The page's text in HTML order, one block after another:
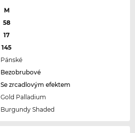
M
58
17
145
Pánské
Bezobrubové
Se zrcadlovým efektem
Gold Palladium
Burgundy Shaded